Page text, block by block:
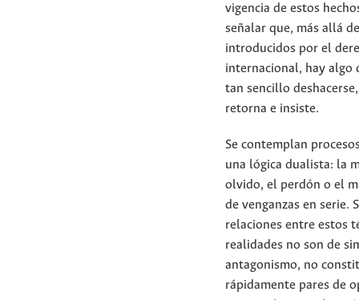
vigencia de estos
señalar que, más allá
introducidos por el
internacional, hay algo
tan sencillo
retorna e insiste.
Se contemplan
una lógica dualista: la
olvido, el perdón o el
de venganzas en serie.
relaciones entre estos
realidades no son de
antagonismo, no
rápidamente pares de